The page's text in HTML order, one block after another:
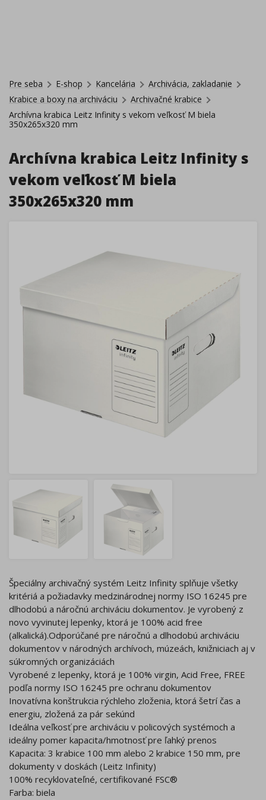
Pre seba E-shop Kancelária
Archivácia, zakladanie
Krabice a boxy na archiváciu
Archivačné krabice
Archívna krabica Leitz Infinity s vekom veľkosť M biela
350x265x320 mm
Archívna krabica Leitz Infinity s
vekom veľkosť M biela
350x265x320 mm
Špeciálny archivačný systém Leitz Infinity splňuje všetky
kritériá a požiadavky medzinárodnej normy ISO 16245 pre
dlhodobú a náročnú archiváciu dokumentov. Je vyrobený z
novo vyvinutej lepenky, ktorá je 100% acid free
(alkalická).Odporúčané pre náročnú a dlhodobú archiváciu
dokumentov v národných archívoch, múzeách, knižniciach aj v
súkromných organizáciách
Vyrobené z lepenky, ktorá je 100% virgin, Acid Free, FREE
podľa normy ISO 16245 pre ochranu dokumentov
Inovatívna konštrukcia rýchleho zloženia, ktorá šetrí čas a
energiu, zložená za pár sekúnd
Ideálna veľkosť pre archiváciu v policových systémoch a
ideálny pomer kapacita/hmotnosť pre ľahký prenos
Kapacita: 3 krabice 100 mm alebo 2 krabice 150 mm, pre
dokumenty v doskách (Leitz Infinity)
100% recyklovateľné, certifikované FSC®
Farba: biela